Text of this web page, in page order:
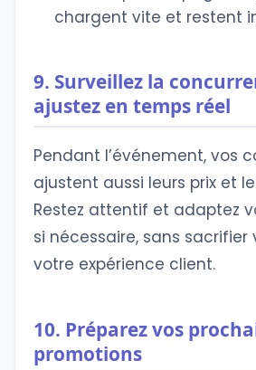
chargent vite et restent
9. Surveillez la
ajustez en temps réel
Pendant l’événement, vos
ajustent aussi leurs prix et
Restez attentif et adaptez
si nécessaire, sans sacrifier
votre expérience client.
10. Préparez vos
promotions